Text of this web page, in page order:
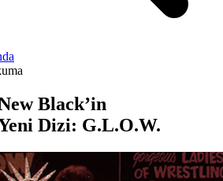
Black’in
Yeni Dizi: G.L.O.W.